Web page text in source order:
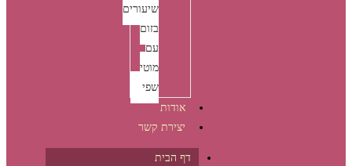
שיעורים
בזום
עם
מוטי
שפי
אודות
יצירת קשר
דף הבית